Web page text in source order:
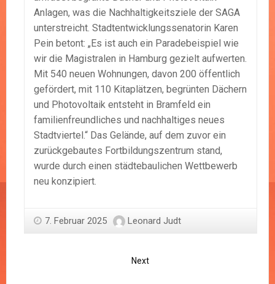
Anlagen, was die Nachhaltigkeitsziele der SAGA
unterstreicht. Stadtentwicklungssenatorin Karen
Pein betont: „Es ist auch ein Paradebeispiel wie
wir die Magistralen in Hamburg gezielt aufwerten.
Mit 540 neuen Wohnungen, davon 200 öffentlich
gefördert, mit 110 Kitaplätzen, begrünten Dächern
und Photovoltaik entsteht in Bramfeld ein
familienfreundliches und nachhaltiges neues
Stadtviertel.“ Das Gelände, auf dem zuvor ein
zurückgebautes Fortbildungszentrum stand,
wurde durch einen städtebaulichen Wettbewerb
neu konzipiert.
7. Februar 2025 Leonard Judt
Next